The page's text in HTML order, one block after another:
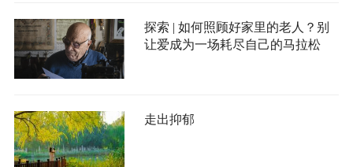
探索 | 如何照顾好家里的老人？别
让爱成为一场耗尽自己的马拉松
走出抑郁